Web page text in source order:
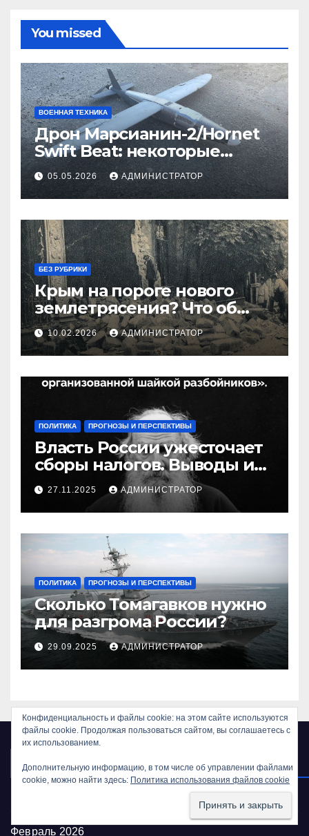
You missed
ВОЕННАЯ ТЕХНИКА
Дрон Марсианин-2/Hornet
Swift Beat: некоторые
данные
05.05.2026 АДМИНИСТРАТОР
БЕЗ РУБРИКИ
Крым на пороге нового
землетрясения? Что об
этом известно
10.02.2026 АДМИНИСТРАТОР
ПОЛИТИКА ПРОГНОЗЫ И ПЕРСПЕКТИВЫ
Власть России ужесточает
сборы налогов. Выводы и
следствия
27.11.2025 АДМИНИСТРАТОР
ПОЛИТИКА ПРОГНОЗЫ И ПЕРСПЕКТИВЫ
Сколько Томагавков нужно
для разгрома России?
29.09.2025 АДМИНИСТРАТОР
АРХИВЫ
Февраль 2026
Конфиденциальность и файлы cookie: на этом сайте используются
файлы cookie. Продолжая пользоваться сайтом, вы соглашаетесь с
их использованием.
Дополнительную информацию, в том числе об управлении файлами
cookie, можно найти здесь: Политика использования файлов cookie